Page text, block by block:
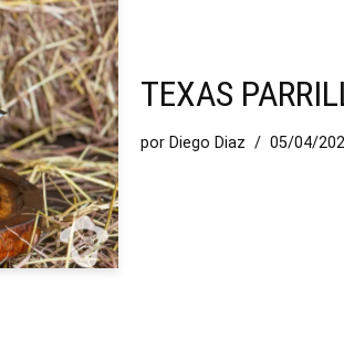
TEXAS
por Diego Diaz 05/04/